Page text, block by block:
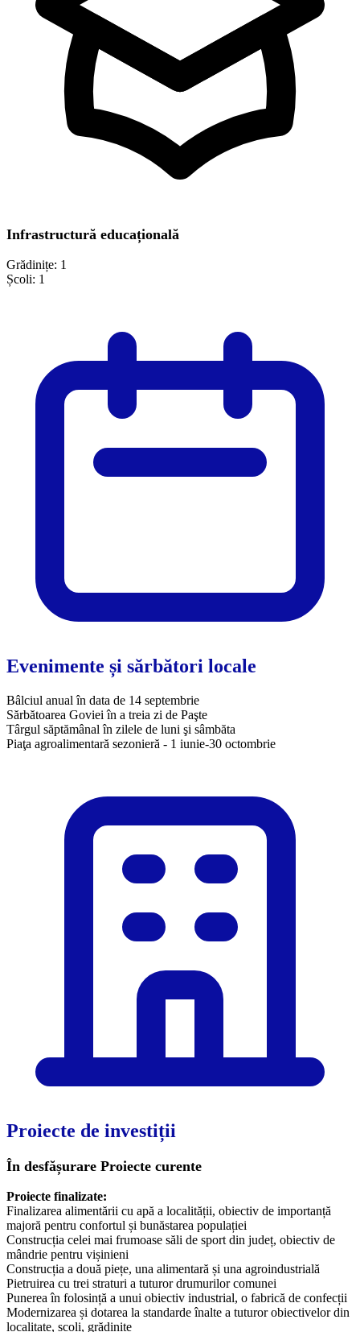
Infrastructură educațională
Grădinițe: 1
Școli: 1
Evenimente și sărbători locale
Bâlciul anual în data de 14 septembrie
Sărbătoarea Goviei în a treia zi de Paşte
Târgul săptămânal în zilele de luni şi sâmbăta
Piaţa agroalimentară sezonieră - 1 iunie-30 octombrie
Proiecte de investiții
În desfășurare Proiecte curente
Proiecte finalizate:
Finalizarea alimentării cu apă a localității, obiectiv de importanță
majoră pentru confortul și bunăstarea populației
Construcția celei mai frumoase săli de sport din județ, obiectiv de
mândrie pentru vișinieni
Construcția a două piețe, una alimentară și una agroindustrială
Pietruirea cu trei straturi a tuturor drumurilor comunei
Punerea în folosință a unui obiectiv industrial, o fabrică de confecții
Modernizarea și dotarea la standarde înalte a tuturor obiectivelor din
localitate, școli, grădinițe